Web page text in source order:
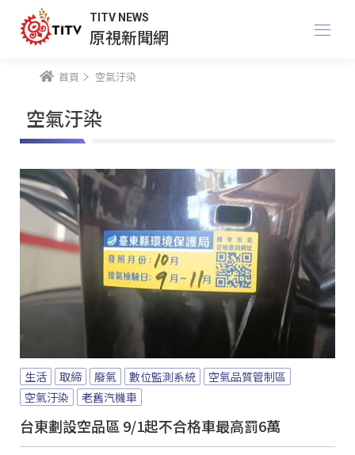
TITV NEWS
原視新聞網
首頁 空氣汙染
空氣汙染
生活 取締 廢氣 數位監測系統
空氣品質管制區
空氣汙染
老舊汽機車
台東劃設空品區 9/1起不合格車最高罰6萬